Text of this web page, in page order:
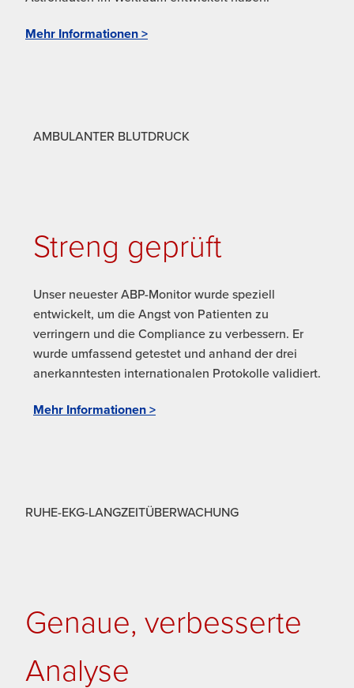
Mehr Informationen >
AMBULANTER BLUTDRUCK
Streng geprüft
Unser neuester ABP-Monitor wurde speziell
entwickelt, um die Angst von Patienten zu
verringern und die Compliance zu verbessern. Er
wurde umfassend getestet und anhand der drei
anerkanntesten internationalen Protokolle validiert.
Mehr Informationen >
RUHE-EKG-LANGZEITÜBERWACHUNG
Genaue, verbesserte
Analyse